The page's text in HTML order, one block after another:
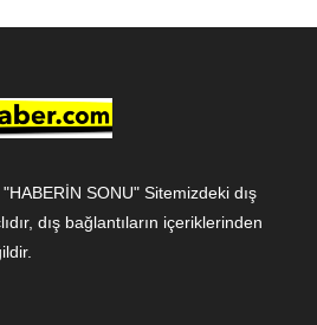
SONU" Sitemizdeki dış
dış bağlantıların içeriklerinden